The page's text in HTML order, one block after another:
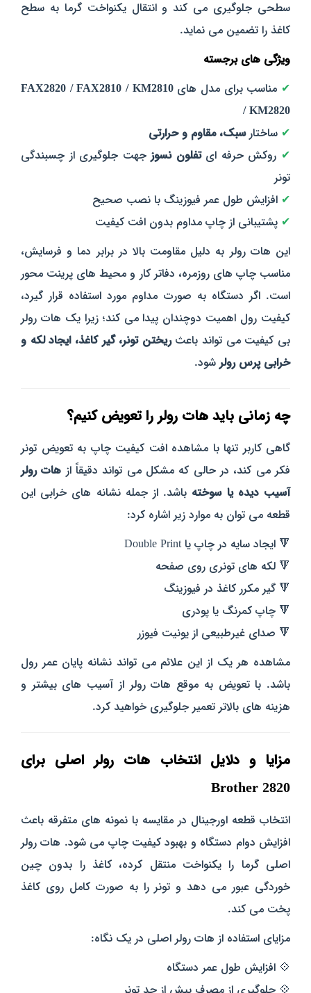
سطحی جلوگیری می‌ کند و انتقال یکنواخت گرما به سطح
کاغذ را تضمین می‌ نماید.
ویژگی‌ های برجسته
✔ مناسب برای مدل‌ هایFAX2820 / FAX2810 / KM2810
/ KM2820
✔ ساختارسبک، مقاوم و حرارتی
✔ روکش حرفه‌ ایتفلون نسوز جهت جلوگیری از چسبندگی
تونر
✔ افزایش طول عمر فیوزینگ با نصب صحیح
✔ پشتیبانی از چاپ مداوم بدون افت کیفیت
این هات رولر به دلیل مقاومت بالا در برابر دما و فرسایش،
مناسب چاپ‌ های روزمره، دفاتر کار و محیط‌ های پرینت‌ محور
است. اگر دستگاه به‌ صورت مداوم مورد استفاده قرار گیرد،
کیفیت رول اهمیت دوچندان پیدا می‌ کند؛ زیرا یک هات رولر
بی‌ کیفیت می‌ تواند باعثریختن تونر، گیر کاغذ، ایجاد لکه و
خرابی پرس رولر شود.
چه زمانی باید هات رولر را تعویض کنیم؟
گاهی کاربر تنها با مشاهده افت کیفیت چاپ به تعویض تونر
فکر می‌ کند، در حالی‌ که مشکل می‌ تواند دقیقاً از هات رولر
آسیب‌ دیده یا سوخته باشد. از جمله نشانه‌ های خرابی این
قطعه می‌ توان به موارد زیر اشاره کرد:
🔻 ایجاد سایه در چاپ یا Double Print
🔻 لکه‌ های تونری روی صفحه
🔻 گیر مکرر کاغذ در فیوزینگ
🔻 چاپ کمرنگ یا پودری
🔻 صدای غیرطبیعی از یونیت فیوزر
مشاهده هر یک از این علائم می‌ تواند نشانه پایان عمر رول
باشد. با تعویض به‌ موقع هات رولر از آسیب‌ های بیشتر و
هزینه‌ های بالاتر تعمیر جلوگیری خواهید کرد.
مزایا و دلایل انتخاب هات رولر اصلی برای
Brother 2820
انتخاب قطعه اورجینال در مقایسه با نمونه‌ های متفرقه باعث
افزایش دوام دستگاه و بهبود کیفیت چاپ می‌ شود. هات رولر
اصلی گرما را یکنواخت منتقل کرده، کاغذ را بدون چین‌
خوردگی عبور می‌ دهد و تونر را به‌ صورت کامل روی کاغذ
پخت می‌ کند.
مزایای استفاده از هات رولر اصلی در یک نگاه:
💠 افزایش طول عمر دستگاه